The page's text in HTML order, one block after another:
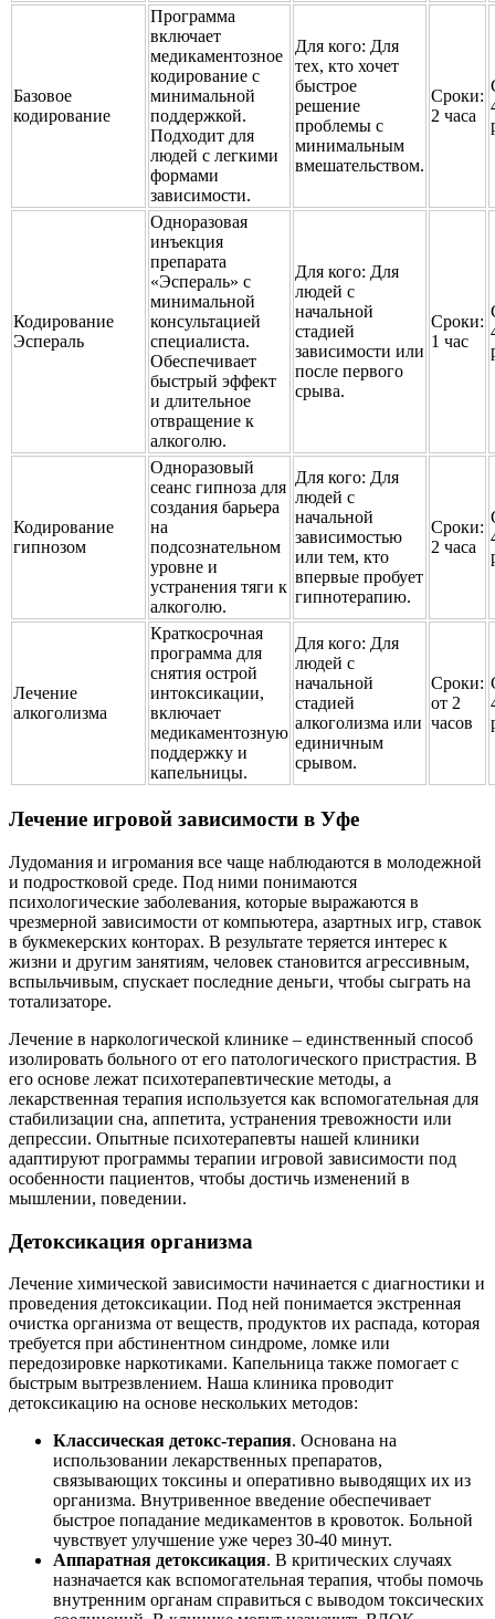
Базовое
кодирование
Программа
включает
медикаментозное
кодирование с
минимальной
поддержкой.
Подходит для
людей с легкими
формами
зависимости.
Для кого: Для
тех, кто хочет
быстрое
решение
проблемы с
минимальным
вмешательством.
Сроки:
2 часа
Кодирование
Эспераль
Одноразовая
инъекция
препарата
«Эспераль» с
минимальной
консультацией
специалиста.
Обеспечивает
быстрый эффект
и длительное
отвращение к
алкоголю.
Для кого: Для
людей с
начальной
стадией
зависимости или
после первого
срыва.
Сроки:
1 час
Кодирование
гипнозом
Одноразовый
сеанс гипноза для
создания барьера
на
подсознательном
уровне и
устранения тяги к
алкоголю.
Для кого: Для
людей с
начальной
зависимостью
или тем, кто
впервые пробует
гипнотерапию.
Сроки:
2 часа
Лечение
алкоголизма
Краткосрочная
программа для
снятия острой
интоксикации,
включает
медикаментозную
поддержку и
капельницы.
Для кого: Для
людей с
начальной
стадией
алкоголизма или
единичным
срывом.
Сроки:
от 2
часов
Лечение игровой зависимости в Уфе
Лудомания и игромания все чаще наблюдаются в молодежной
и подростковой среде. Под ними понимаются
психологические заболевания, которые выражаются в
чрезмерной зависимости от компьютера, азартных игр, ставок
в букмекерских конторах. В результате теряется интерес к
жизни и другим занятиям, человек становится агрессивным,
вспыльчивым, спускает последние деньги, чтобы сыграть на
тотализаторе.
Лечение в наркологической клинике – единственный способ
изолировать больного от его патологического пристрастия. В
его основе лежат психотерапевтические методы, а
лекарственная терапия используется как вспомогательная для
стабилизации сна, аппетита, устранения тревожности или
депрессии. Опытные психотерапевты нашей клиники
адаптируют программы терапии игровой зависимости под
особенности пациентов, чтобы достичь изменений в
мышлении, поведении.
Детоксикация организма
Лечение химической зависимости начинается с диагностики и
проведения детоксикации. Под ней понимается экстренная
очистка организма от веществ, продуктов их распада, которая
требуется при абстинентном синдроме, ломке или
передозировке наркотиками. Капельница также помогает с
быстрым вытрезвлением. Наша клиника проводит
детоксикацию на основе нескольких методов:
Классическая детокс-терапия. Основана на
использовании лекарственных препаратов,
связывающих токсины и оперативно выводящих их из
организма. Внутривенное введение обеспечивает
быстрое попадание медикаментов в кровоток. Больной
чувствует улучшение уже через 30-40 минут.
Аппаратная детоксикация. В критических случаях
назначается как вспомогательная терапия, чтобы помочь
внутренним органам справиться с выводом токсических